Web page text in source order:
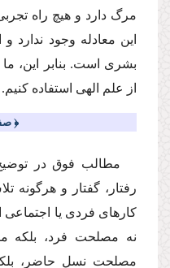
مرگ دارد و هیچ راه
این معادله وجود ندارد
بشرى است. بنابر این، ما
از علم الهى استفاده كنیم.
﴿
مطالب فوق در توضیح
رفتار، گفتار و هرگونه
كارهاى فردى یا اجتماعى
نه مصلحت فرد، بلكه
مصلحت نسل حاضر،